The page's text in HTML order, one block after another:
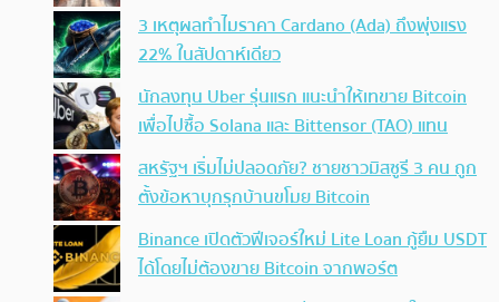
3 เหตุผลทำไมราคา Cardano (Ada) ถึงพุ่งแรง
22% ในสัปดาห์เดียว
นักลงทุน Uber รุ่นแรก แนะนำให้เทขาย Bitcoin
เพื่อไปซื้อ Solana และ Bittensor (TAO) แทน
สหรัฐฯ เริ่มไม่ปลอดภัย? ชายชาวมิสซูรี 3 คน ถูก
ตั้งข้อหาบุกรุกบ้านขโมย Bitcoin
Binance เปิดตัวฟีเจอร์ใหม่ Lite Loan กู้ยืม USDT
ได้โดยไม่ต้องขาย Bitcoin จากพอร์ต